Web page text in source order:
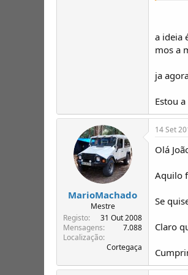
boa
a ideia
mos a
ja
Estou
MarioMachado
Mestre
Registo
31 Out 2008
Mensagens
7.088
Localização
Cortegaça
14 Set
Olá
Aquilo
Se
Claro